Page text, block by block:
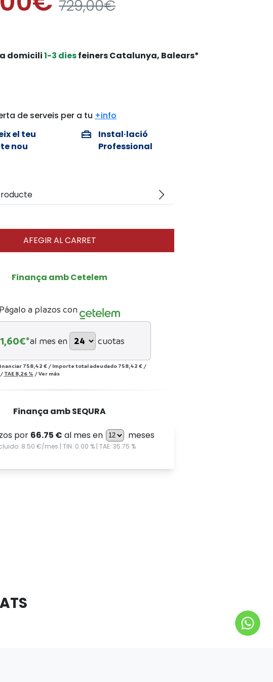
729,00€
domicili1-3 diesfeiners Catalunya, Balears*
de serveis per a tu +info
el teu
nou
home_repair_service
Instal·lació
Professional
arrow_forward_ios
AFEGIR AL CARRET
Finança amb Cetelem
Págalo a plazos con
€*al mes en cuotas
758,42 € / Importe total adeudado 758,42 €/
/ TAE 8,26 % /Ver más
Finança amb SEQURA